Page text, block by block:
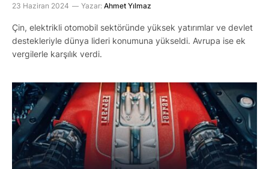
23 Haziran 2024 Yazar: Ahmet Yılmaz
Çin, elektrikli otomobil sektöründe yüksek yatırımlar ve devlet
destekleriyle dünya lideri konumuna yükseldi. Avrupa ise ek
vergilerle karşılık verdi.